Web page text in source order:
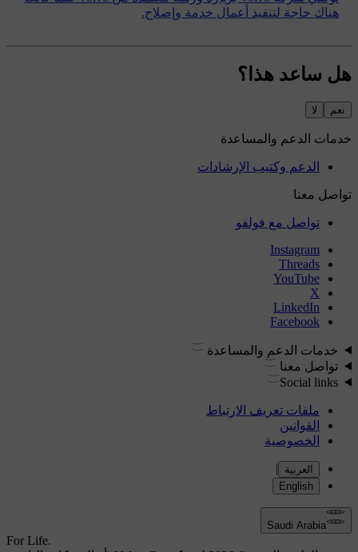
هناك حاجة لتنفيذ أعمال خدمة وإصلاح.
هل ساعد هذا؟
نعم لا